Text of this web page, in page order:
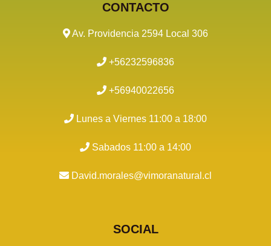
CONTACTO
Av. Providencia 2594 Local 306
+56232596836
+56940022656
Lunes a Viernes 11:00 a 18:00
Sabados 11:00 a 14:00
David.morales@vimoranatural.cl
SOCIAL